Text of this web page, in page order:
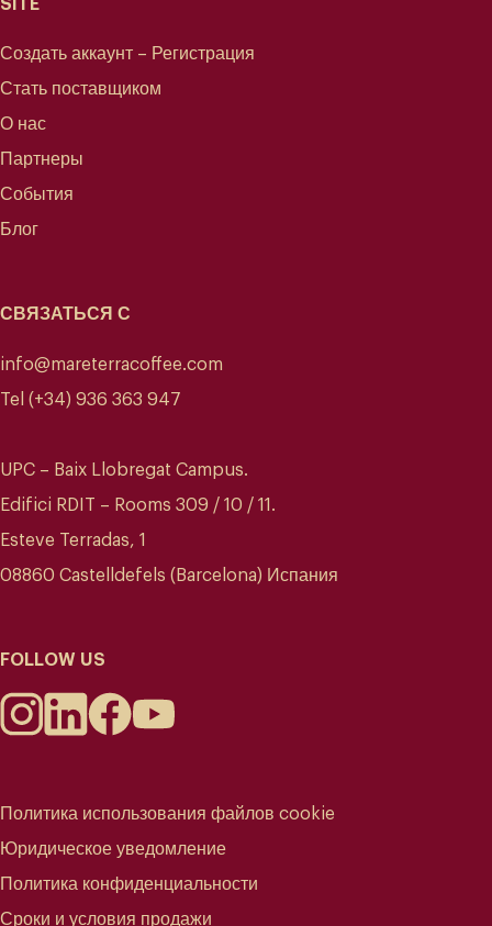
SITE
Создать аккаунт – Регистрация
Стать поставщиком
О нас
Партнеры
События
Блог
СВЯЗАТЬСЯ С
info@mareterracoffee.com
Tel (+34) 936 363 947
UPC – Baix Llobregat Campus.
Edifici RDIT – Rooms 309 / 10 / 11.
Esteve Terradas, 1
08860 Castelldefels (Barcelona) Испания
FOLLOW US
Политика использования файлов cookie
Юридическое уведомление
Политика конфиденциальности
Сроки и условия продажи